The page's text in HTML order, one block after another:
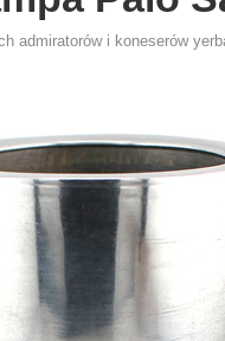
admiratorów i koneserów